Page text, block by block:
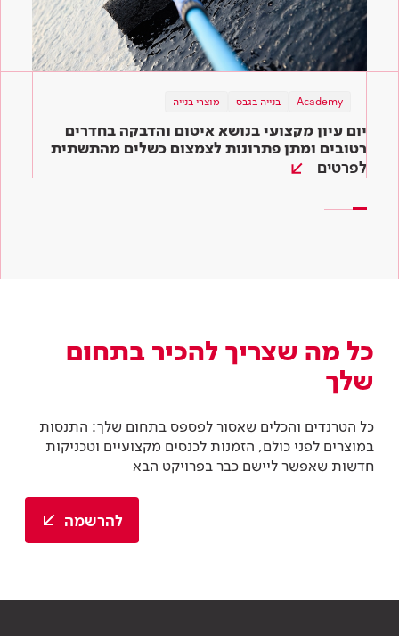
Academy בנייה בגבס מוצרי בנייה
יום עיון מקצועי בנושא איטום והדבקה בחדרים
רטובים ומתן פתרונות לצמצום כשלים מהתשתית
ועד הגמר
לפרטים
תוכן מקצועי מוצרי בנייה
המדריך השלם לדבקים לאריחים: איך בוחרים את
הדבק המתאים ביותר לעבודה?
קראו עוד
בנייה ירוקה תוכן מקצועי מוצרי בנייה
שיפוץ ירוק – כך תיצרו סביבה ירוקה בקלות גם
בבית שלכם
קראו עוד
כל מה שצריך להכיר בתחום
שלך
כל הטרנדים והכלים שאסור לפספס בתחום שלך: התנסות
במוצרים לפני כולם, הזמנות לכנסים מקצועיים וטכניקות
חדשות שאפשר ליישם כבר בפרויקט הבא
להרשמה